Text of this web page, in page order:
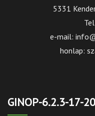
5331
e-mail:
honlap:
GINOP-6.2.3-17-